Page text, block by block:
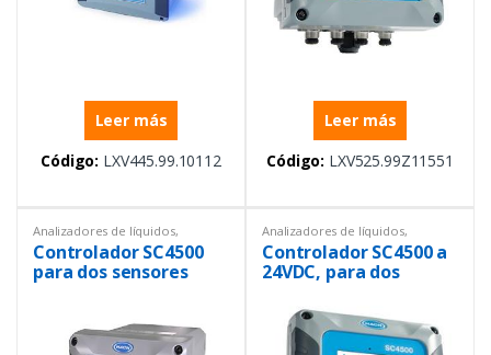
Leer más
Código: LXV445.99.10112
Leer más
Código: LXV525.99Z11551
Analizadores de líquidos,
Controlador SC4500,
Controladores ,Instrumentación
y Procesos
Controlador SC4500
para dos sensores
Analizadores de líquidos,
Controlador SC4500,
Controladores ,Instrumentación
y Procesos
Controlador SC4500 a
24VDC, para dos
comunicación Modbus
RTU